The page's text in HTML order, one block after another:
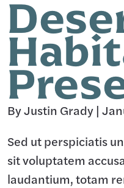
By Justin Grady |
Sed ut perspiciatis
sit voluptatem
laudantium, totam